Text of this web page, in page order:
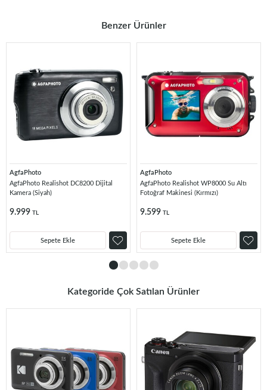
Benzer Ürünler
AgfaPhoto
AgfaPhoto Realishot DC8200 Dijital
Kamera (Siyah)
9.999 TL
Sepete Ekle
AgfaPhoto
AgfaPhoto Realishot WP8000 Su Altı
Fotoğraf Makinesi (Kırmızı)
9.599 TL
Sepete Ekle
Kategoride Çok Satılan Ürünler